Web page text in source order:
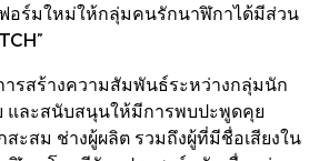
อร์มใหม่ให้กลุ่มคนรักนาฬิกาได้มีส่วน
ารสร้างความสัมพันธ์ระหว่างกลุ่มนัก
และสนับสนุนให้มีการพบปะพูดคุย
ะสม ช่างผู้ผลิต รวมถึงผู้ที่มีชื่อเสียงใน